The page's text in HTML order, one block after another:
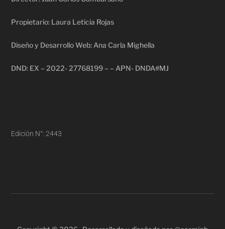
Propietario: Laura Leticia Rojas
Diseño y Desarrollo Web: Ana Carla Mighella
DND: EX – 2022- 27768199 – – APN- DNDA#MJ
Edición N°: 2443